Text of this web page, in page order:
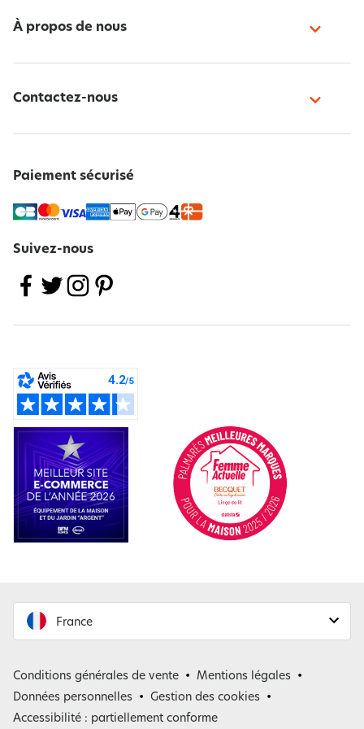
À propos de nous
Contactez-nous
Paiement sécurisé
Suivez-nous
France
Belgique
Conditions générales de vente
Mentions légales
Données personnelles
Gestion des cookies
Accessibilité : partiellement conforme